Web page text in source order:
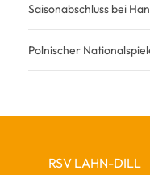
Saisonabschluss bei
Polnischer
RSV LAHN-DILL